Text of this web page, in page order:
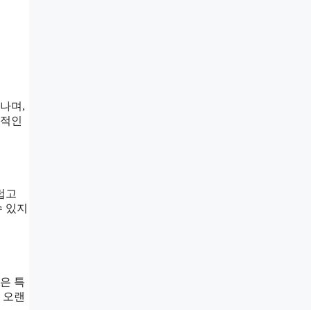
며,
인
고
지
특
랜